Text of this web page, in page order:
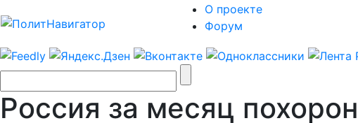
О проекте
Форум
Россия за месяц